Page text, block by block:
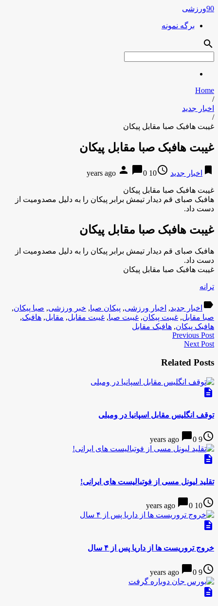
90ورزشی
برگه نمونه
search
Home
/
اخبار جدید
/
غیبت هافبک صبا مقابل پیکان
غیبت هافبک صبا مقابل پیکان
bookmark اخبار جدید access_time
10 years ago
person chat_bubble0
غیبت هافبک صبا مقابل پیکان
هافبک صبای قم دیدار تیمش برابر پیکان را به دلیل مصدومیت از
دست داد.
غیبت هافبک صبا مقابل پیکان
هافبک صبای قم دیدار تیمش برابر پیکان را به دلیل مصدومیت از
دست داد.
غیبت هافبک صبا مقابل پیکان
ترانه
label اخبار جدید, اخبار ورزشی, پیکان صبا, خبر ورزشی, صبا پیکان,
صبا مقابل, غیبت پیکان, غیبت صبا, غیبت مقابل, مقابل, هافبک,
هافبک پیکان, هافبک مقابل
Previous Post
Next Post
Related Posts
description
توقف انگلیس مقابل اسپانیا در ومبلی
access_time
9 years ago
chat_bubble0
description
تقلید لیونل مسی از فوتبالیست های ایرانی!
access_time
10 years ago
chat_bubble0
description
خروج تروریست ها از داریا پس از ۴ سال
access_time
9 years ago
chat_bubble0
description